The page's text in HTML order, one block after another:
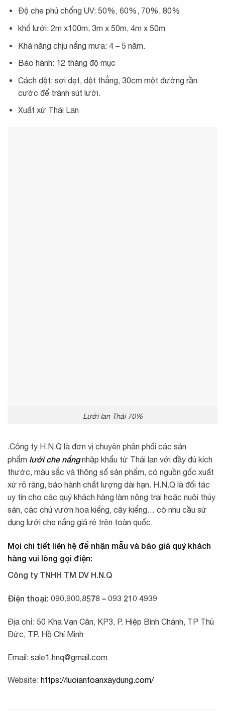
Độ che phủ chống UV: 50%, 60%, 70%, 80%
khổ lưới: 2m x100m, 3m x 50m, 4m x 50m
Khả năng chịu nắng mưa: 4 – 5 năm.
Bảo hành: 12 tháng độ mục
Cách dệt: sợi dẹt, dệt thẳng, 30cm một đường rần
cước để tránh sút lưới.
Xuất xứ Thái Lan
Lưới lan Thái 70%
.Công ty H.N.Q là đơn vị chuyên phân phối các sản
phẩm lưới che nắngnhập khẩu từ Thái lan với đầy đủ kích
thước, màu sắc và thông số sản phẩm, có nguồn gốc xuất
xứ rõ ràng, bảo hành chất lượng dài hạn. H.N.Q là đối tác
uy tín cho các quý khách hàng làm nông trại hoặc nuôi thủy
sản, các chủ vườn hoa kiểng, cây kiểng… có nhu cầu sử
dụng lưới che nắng giá rẻ trên toàn quốc.
Mọi chi tiết liên hệ để nhận mẫu và báo giá quý khách
hàng vui lòng gọi điện:
Công ty TNHH TM DV H.N.Q
Điện thoại: 090.900.8578 – 093 210 4939
Địa chỉ: 50 Kha Vạn Cân, KP3, P. Hiệp Bình Chánh, TP Thủ
Đức, TP. Hồ Chí Minh
Email: sale1.hnq@gmail.com
Website: https://luoiantoanxaydung.com/